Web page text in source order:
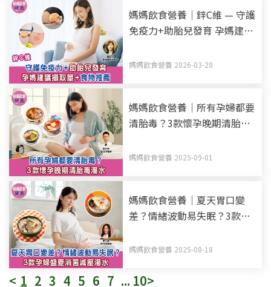
媽媽飲食營養｜鋅C維 — 守護
免疫力+助胎兒發育 孕媽建議
媽媽飲食營養 2026-03-28
媽媽飲食營養｜所有孕婦都要
清胎毒？3款懷孕晚期清胎毒
媽媽飲食營養 2025-09-01
媽媽飲食營養｜夏天胃口變
差？情緒波動易失眠？3款孕
媽媽飲食營養 2025-08-18
< 1 2 3 4 5 6 7 ... 10>